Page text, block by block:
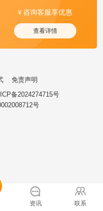
¥ 咨询客服享优惠
查看详情
免责声明
备2024274715号
号
资讯 联系